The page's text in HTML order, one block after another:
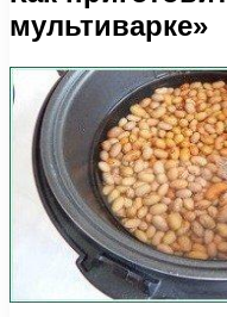
мультиварке»